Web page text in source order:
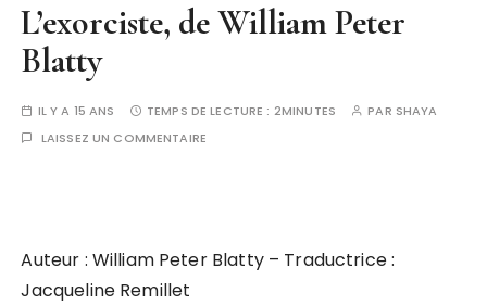
L’exorciste, de William Peter
Blatty
IL Y A 15 ANS TEMPS DE LECTURE : 2MINUTES PAR SHAYA
LAISSEZ UN COMMENTAIRE
Auteur : William Peter Blatty – Traductrice :
Jacqueline Remillet